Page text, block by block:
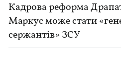
Кадрова реформа
Маркус може стати
сержантів» ЗСУ